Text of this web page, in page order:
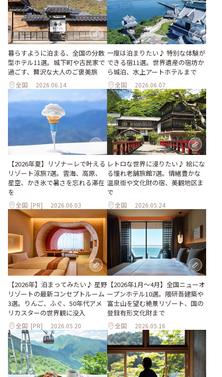
暮らすように泊まる、全国の分散
型ホテル11選。城下町や古民家で
過ごす、贅沢な大人のご褒美旅
全国 2026.06.14
一度は泊まりたい♪ 特別な体験が
できる宿11選。世界遺産の宿坊か
ら城泊、水上アートホテルまで
全国 2026.06.07
【2026年夏】リゾナーレで叶える
リゾート涼旅7選。雲海、高原、
星空、かき氷で暑さを忘れる滞在
を
全国 [PR] 2026.06.03
レトロな世界に浸りたい♪ 絵にな
る憧れ老舗旅館7選。情緒豊かな
温泉街や文化財の宿、美観地区ま
で
全国 2026.05.24
【2026年】泊まってみたい♪ 星野
リゾートの最新コンセプトルーム
3選。りんご、ふぐ、50年代アメ
リカスターの世界観に没入
全国 [PR] 2026.05.20
【2026年1月～4月】全国ニューオ
ープンホテル10選。隈研吾建築や
富士山を望む絶景リゾート、国の
登録有形文化財まで
全国 2026.05.16